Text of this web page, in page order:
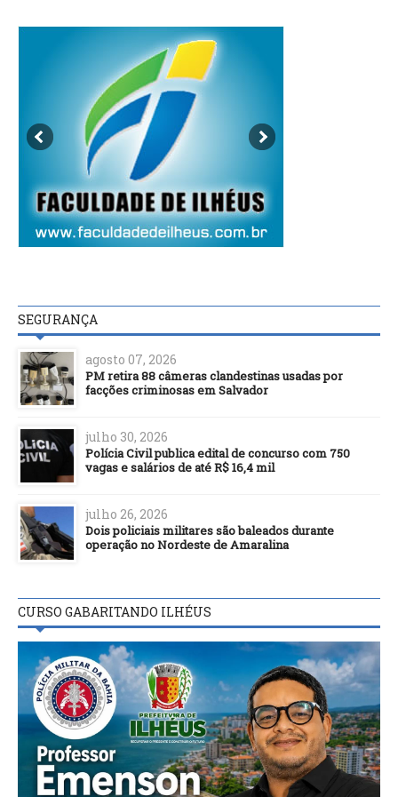
SEGURANÇA
agosto 07, 2026
PM retira 88 câmeras clandestinas usadas por
facções criminosas em Salvador
julho 30, 2026
Polícia Civil publica edital de concurso com 750
vagas e salários de até R$ 16,4 mil
julho 26, 2026
Dois policiais militares são baleados durante
operação no Nordeste de Amaralina
CURSO GABARITANDO ILHÉUS